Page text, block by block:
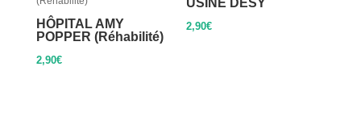
HÔPITAL AMY
POPPER (Réhabilité)
2,90€
USINE DESY
2,90€